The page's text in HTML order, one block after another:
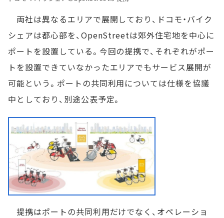
両社は異なるエリアで展開しており、ドコモ・バイク
シェアは都心部を、OpenStreetは郊外住宅地を中心に
ポートを設置している。今回の提携で、それぞれがポー
トを設置できていなかったエリアでもサービス展開が
可能という。ポートの共同利用については仕様を協議
中としており、別途公表予定。
提携はポートの共同利用だけでなく、オペレーショ